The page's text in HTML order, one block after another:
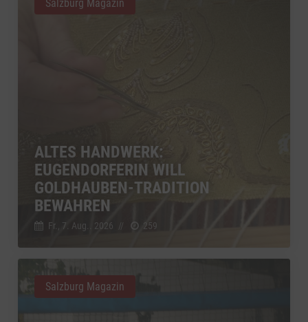
ALTES HANDWERK:
EUGENDORFERIN WILL
GOLDHAUBEN-TRADITION
BEWAHREN
Fr., 7. Aug.. 2026 // 259
Salzburg Magazin
Salzburg Magazin